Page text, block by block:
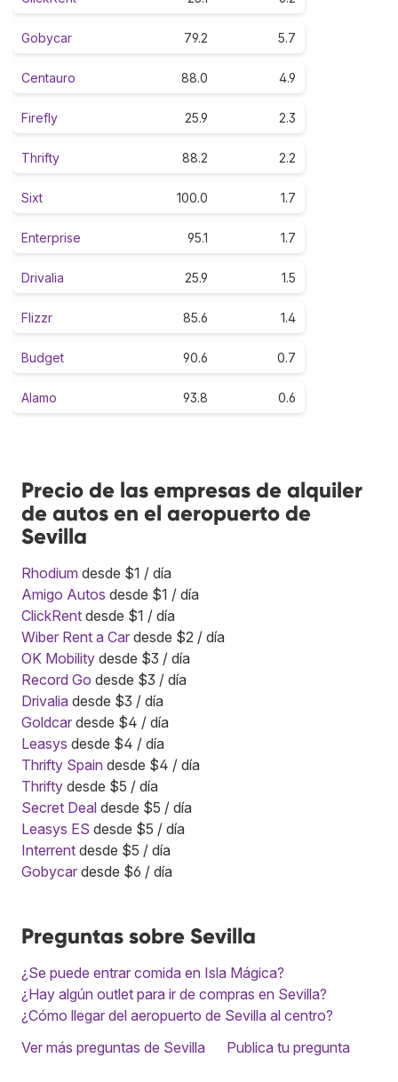
Gobycar 79.2 5.7
Centauro 88.0 4.9
Firefly 25.9 2.3
Thrifty 88.2 2.2
Sixt 100.0 1.7
Enterprise 95.1 1.7
Drivalia 25.9 1.5
Flizzr 85.6 1.4
Budget 90.6 0.7
Alamo 93.8 0.6
Precio de las empresas de alquiler
de autos en el aeropuerto de
Sevilla
Rhodium desde $1 / día
Amigo Autos desde $1 / día
ClickRent desde $1 / día
Wiber Rent a Car desde $2 / día
OK Mobility desde $3 / día
Record Go desde $3 / día
Drivalia desde $3 / día
Goldcar desde $4 / día
Leasys desde $4 / día
Thrifty Spain desde $4 / día
Thrifty desde $5 / día
Secret Deal desde $5 / día
Leasys ES desde $5 / día
Interrent desde $5 / día
Gobycar desde $6 / día
Preguntas sobre Sevilla
¿Se puede entrar comida en Isla Mágica?
¿Hay algún outlet para ir de compras en Sevilla?
¿Cómo llegar del aeropuerto de Sevilla al centro?
Ver más preguntas de Sevilla
Publica tu pregunta